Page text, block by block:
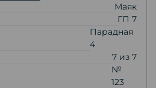
Маяк
ГП 7
Парадная
4
7 из 7
№
123